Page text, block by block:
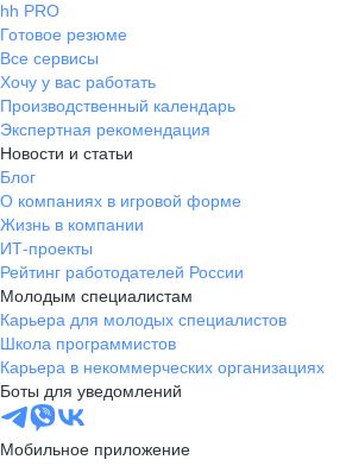
hh PRO
Готовое резюме
Все сервисы
Хочу у вас работать
Производственный календарь
Экспертная рекомендация
Новости и статьи
Блог
О компаниях в игровой форме
Жизнь в компании
ИТ-проекты
Рейтинг работодателей России
Молодым специалистам
Карьера для молодых специалистов
Школа программистов
Карьера в некоммерческих организациях
Боты для уведомлений
Мобильное приложение